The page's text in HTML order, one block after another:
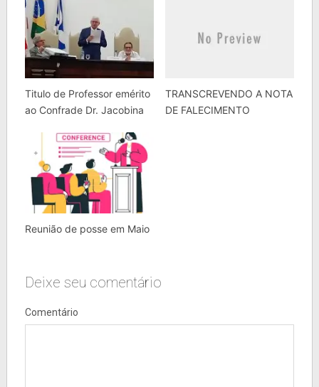
Titulo de Professor emérito
ao Confrade Dr. Jacobina
TRANSCREVENDO A NOTA
DE FALECIMENTO
Reunião de posse em Maio
Deixe seu comentário
Comentário